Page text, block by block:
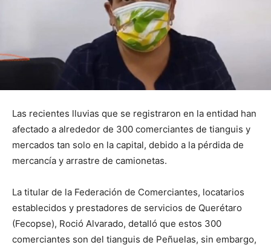
Las recientes lluvias que se registraron en la entidad han
afectado a alrededor de 300 comerciantes de tianguis y
mercados tan solo en la capital, debido a la pérdida de
mercancía y arrastre de camionetas.
La titular de la Federación de Comerciantes, locatarios
establecidos y prestadores de servicios de Querétaro
(Fecopse), Roció Alvarado, detalló que estos 300
comerciantes son del tianguis de Peñuelas, sin embargo,